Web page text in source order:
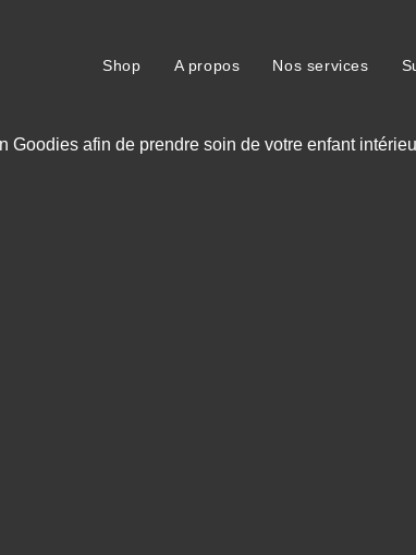
Shop A propos Nos services
Goodies afin de prendre soin de votre enfant